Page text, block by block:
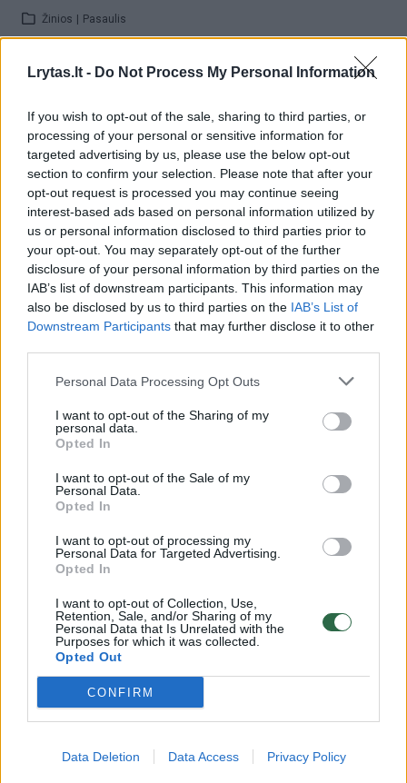
Lrytas.lt - Do Not Process My Personal Information
If you wish to opt-out of the sale, sharing to third parties, or
processing of your personal or sensitive information for
targeted advertising by us, please use the below opt-out
section to confirm your selection. Please note that after your
opt-out request is processed you may continue seeing
interest-based ads based on personal information utilized by
us or personal information disclosed to third parties prior to
your opt-out. You may separately opt-out of the further
disclosure of your personal information by third parties on the
IAB’s list of downstream participants. This information may
also be disclosed by us to third parties on the IAB’s List of
Downstream Participants that may further disclose it to other
Personal Data Processing Opt Outs
I want to opt-out of the Sharing of my
personal data.
Opted In
I want to opt-out of the Sale of my
Personal Data.
Opted In
I want to opt-out of processing my
Personal Data for Targeted Advertising.
Opted In
I want to opt-out of Collection, Use,
Retention, Sale, and/or Sharing of my
Personal Data that Is Unrelated with the
Purposes for which it was collected.
Opted Out
CONFIRM
Data Deletion Data Access Privacy Policy
Žinios Pasaulis
Paryžiaus atakų įtariamasis S. Abdeslamas perduotas
Žinios | Pasaulis
Pareigūnai nustatė antrojo susisprogdinusio asmens
tapatybę
Žinios | Pasaulis
Operacija , dėl kurios teroristai galėjo keršyti Briuseliui
Žinios | Pasaulis
Briuselyje esantis lietuvis: nuotaika labai slogi
Briuselyje
Žinios | Pasaulis
Paviešintame įraše – šūviai į Salah Abdeslamą ir jo
sulaikymas
Žinios | Pasaulis